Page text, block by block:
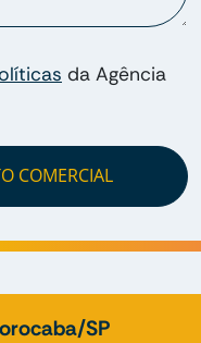
da Agência
COMERCIAL
SP